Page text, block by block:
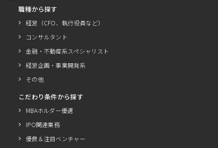
職種から探す
経営（CFO、執行役員など）
コンサルタント
金融・不動産系スペシャリスト
経営企画・事業開発系
その他
こだわり条件から探す
MBAホルダー優遇
IPO関連業務
優良＆注目ベンチャー